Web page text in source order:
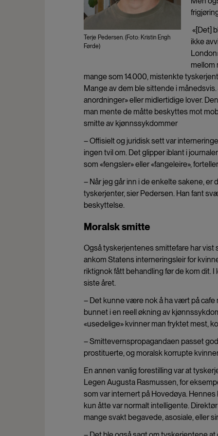
Terje Pedersen. (Foto: Kristin Engh
Førde)
«[Det]
ikke
mellom
mange som 14.000, mistenkte
Mange av dem ble sittende i
anordninger» eller midlertidige lover.
man mente de måtte beskyttes mot
smitte av kjønnssykdommer
– Offisielt og juridisk sett var
ingen tvil om. Det glipper iblant i
som «fengsler» eller «fangeleire»,
– Når jeg går inn i de enkelte sakene, er
tyskerjenter, sier Pedersen. Han fant
beskyttelse.
Moralsk smitte
Også tyskerjentenes smittefare har
ankom Statens interneringsleir for
riktignok fått behandling før de kom dit.
siste året.
– Det kunne være nok å ha vært på cafe
bunnet i en reell økning av
«usedelige» kvinner man fryktet mest,
– Smittevernspropagandaen passet
prostituerte, og moralsk korrupte
En annen vanlig forestilling var at
Legen Augusta Rasmussen, for
som var internert på Hovedøya.
kun åtte var normalt intelligente.
mange svakt begavede, asosiale, eller